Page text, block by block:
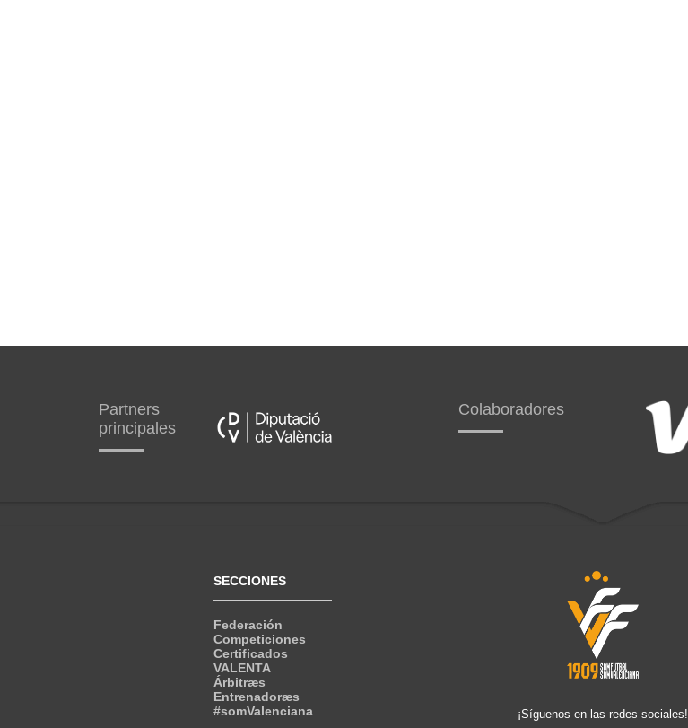
Partners
principales
Colaboradores
SECCIONES
Federación
Competiciones
Certificados
VALENTA
Árbitræs
Entrenadoræs
#somValenciana
¡Síguenos en las redes sociales!